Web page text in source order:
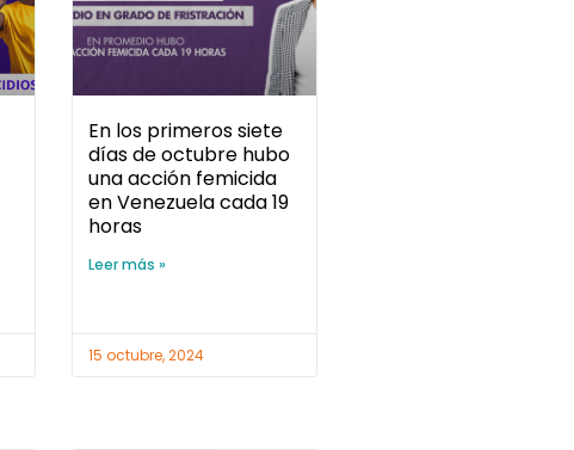
En los primeros siete
días de octubre hubo
una acción femicida
en Venezuela cada 19
horas
Leer más »
15 octubre, 2024